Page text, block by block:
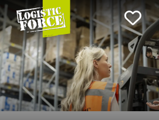
Logistic
Force